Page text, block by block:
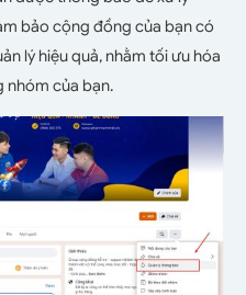
bảo cộng đồng của bạn có
lý hiệu quả, nhằm tối ưu hóa
nhóm của bạn.